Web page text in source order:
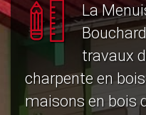
La
travaux
charpente en
maisons en bois